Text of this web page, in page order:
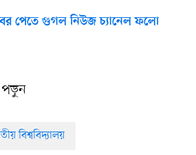
পেতে গুগল নিউজ চ্যানেল ফলো
বিশ্ববিদ্যালয়